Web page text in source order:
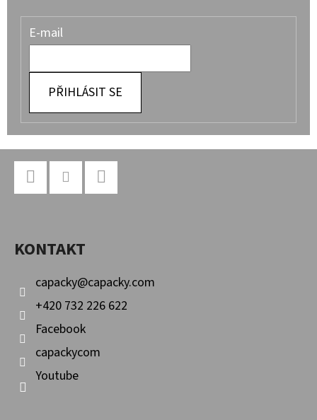
E-mail
PŘIHLÁSIT SE
KONTAKT
capacky@capacky.com
+420 732 226 622
Facebook
capackycom
Youtube